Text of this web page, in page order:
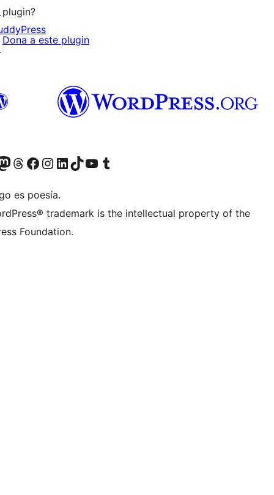
plugin?
Dona a este plugin
accountaccount
our Mastodon account
Visit our Threads account
Visit our Facebook page
Visit our Instagram account
Visit our LinkedIn account
Visit our TikTok account
Visit our YouTube channel
Visit our Tumblr account
es poesía.
trademark is the intellectual property of the
Foundation.